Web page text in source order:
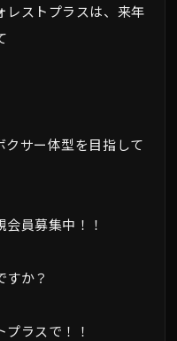
レストプラスは、来年
サー体型を目指して
員募集中！！
か？
ラスで！！